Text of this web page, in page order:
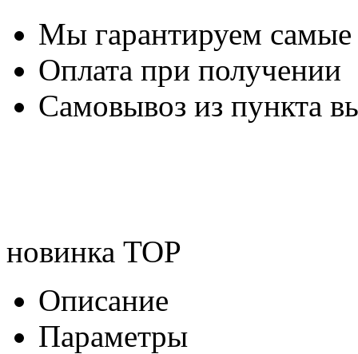
Мы гарантируем
Оплата при получении
Самовывоз из пункта
новинка TOP
Описание
Параметры